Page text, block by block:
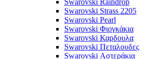
Swarovski Raindrop
Swarovski Strass 2205
Swarovski Pearl
Swarovski Φιογκάκια
Swarovski Καρδουλα
Swarovski Πεταλουδες
Swarovski Αστεράκια